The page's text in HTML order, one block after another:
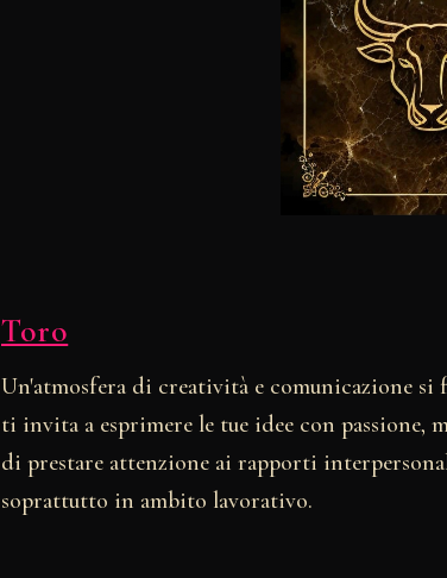
Toro
Un'atmosfera di creatività e comunicazione
ti invita a esprimere le tue idee con passione,
di prestare attenzione ai rapporti
soprattutto in ambito lavorativo.